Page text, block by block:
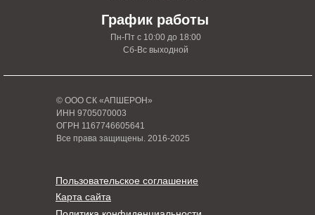
© ООО СК «АПШЕРОН»
ИНН 9705070003
ОГРН 1167746605641
Все права защищены. 2016-2025
Карта сайта
Пользовательское соглашение
График работы
Пн-Пт с 10:00 до 18:00
Сб-Вс выходной